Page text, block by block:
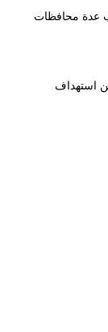
عدة محافظات
استهداف